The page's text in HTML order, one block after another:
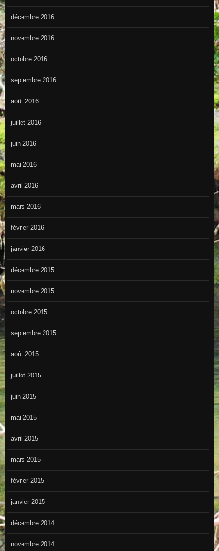
décembre 2016
novembre 2016
octobre 2016
septembre 2016
août 2016
juillet 2016
juin 2016
mai 2016
avril 2016
mars 2016
février 2016
janvier 2016
décembre 2015
novembre 2015
octobre 2015
septembre 2015
août 2015
juillet 2015
juin 2015
mai 2015
avril 2015
mars 2015
février 2015
janvier 2015
décembre 2014
novembre 2014